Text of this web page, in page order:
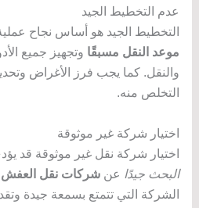
عدم التخطيط الجيد
التخطيط الجيد هو أساس نجاح
موعد النقل مسبقًا وتجهيز جميع
والنقل. كما يجب فرز الأغراض
التخلص منه.
اختيار شركة غير موثوقة
اختيار شركة نقل غير موثوقة قد
البحث جيدًا عن شركات نقل العفش
الشركة التي تتمتع بسمعة جيدة